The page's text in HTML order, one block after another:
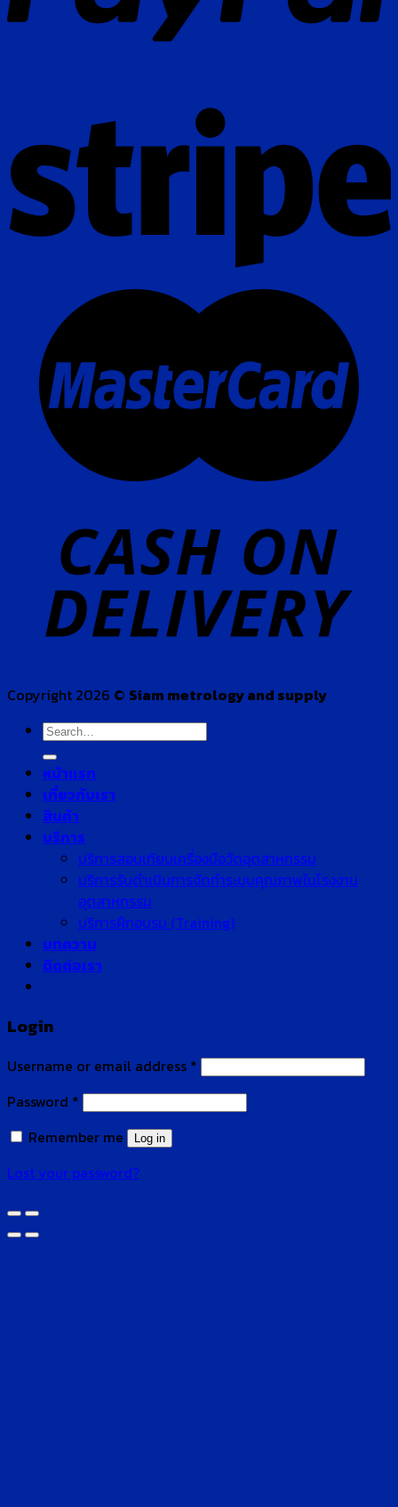
Copyright 2026 © Siam metrology and supply
Search
for:
หน้าแรก
เกี่ยวกับเรา
สินค้า
บริการ
บริการสอบเทียบเครื่องมือวัดอุตสาหกรรม
บริการรับดำเนินการจัดทำระบบคุณภาพในโรงงาน
อุตสาหกรรม
บริการฝึกอบรม (Training)
บทความ
ติดต่อเรา
Login
Username or email address *
Password *
Remember me
Log in
Lost your password?